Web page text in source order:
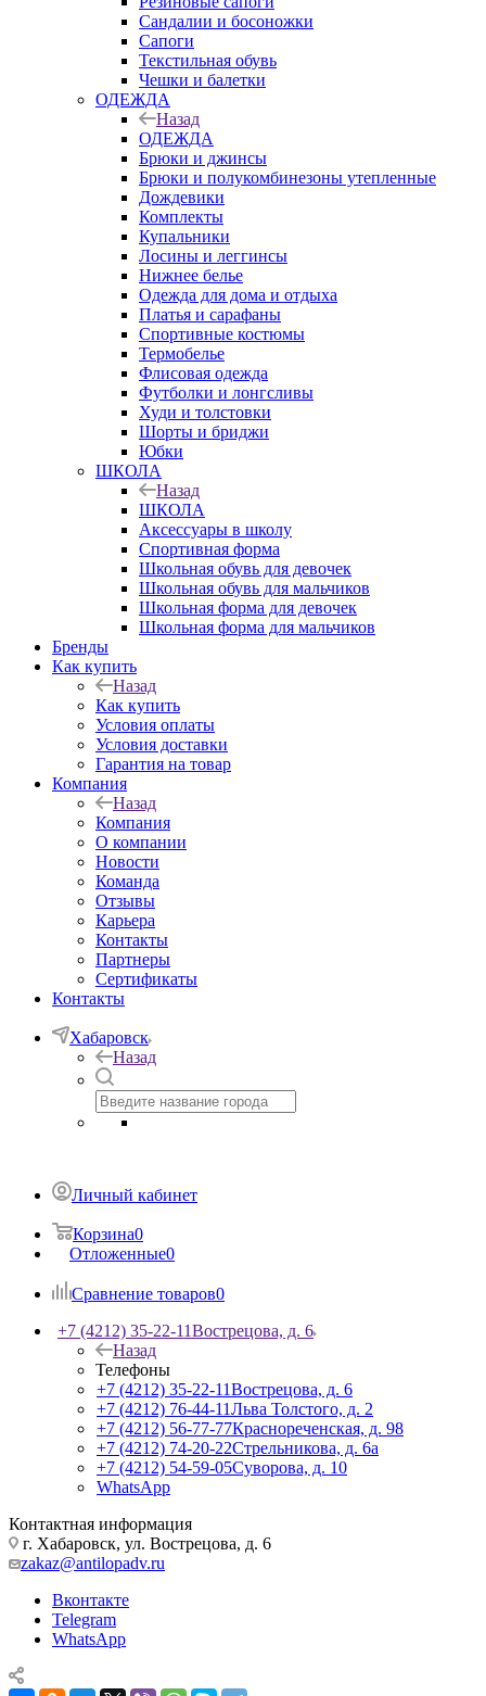
Сандалии и босоножки
Сапоги
Текстильная обувь
Чешки и балетки
ОДЕЖДА
Назад
ОДЕЖДА
Брюки и джинсы
Брюки и полукомбинезоны утепленные
Дождевики
Комплекты
Купальники
Лосины и леггинсы
Нижнее белье
Одежда для дома и отдыха
Платья и сарафаны
Спортивные костюмы
Термобелье
Флисовая одежда
Футболки и лонгсливы
Худи и толстовки
Шорты и бриджи
Юбки
ШКОЛА
Назад
ШКОЛА
Аксессуары в школу
Спортивная форма
Школьная обувь для девочек
Школьная обувь для мальчиков
Школьная форма для девочек
Школьная форма для мальчиков
Бренды
Как купить
Назад
Как купить
Условия оплаты
Условия доставки
Гарантия на товар
Компания
Назад
Компания
О компании
Новости
Команда
Отзывы
Карьера
Контакты
Партнеры
Сертификаты
Контакты
Хабаровск
Назад
Личный кабинет
Корзина0
Отложенные0
Сравнение товаров0
+7 (4212) 35-22-11Вострецова, д. 6
Назад
Телефоны
+7 (4212) 35-22-11Вострецова, д. 6
+7 (4212) 76-44-11Льва Толстого, д. 2
+7 (4212) 56-77-77Краснореченская, д. 98
+7 (4212) 74-20-22Стрельникова, д. 6а
+7 (4212) 54-59-05Суворова, д. 10
WhatsApp
Контактная информация
г. Хабаровск, ул. Вострецова, д. 6
zakaz@antilopadv.ru
Вконтакте
Telegram
WhatsApp